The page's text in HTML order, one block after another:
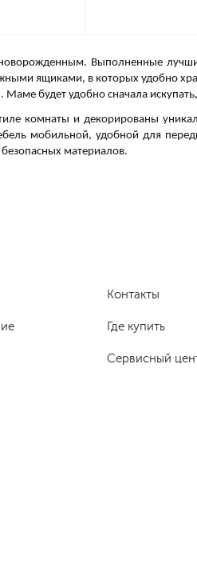
Выполненные
ящиками, в которых удобно
будет удобно сначала
комнаты и декорированы
мобильной, удобной для
материалов.
Контакты
Где купить
Сервисный